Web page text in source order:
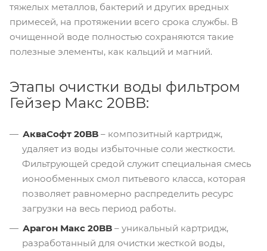
тяжелых металлов, бактерий и других вредных
примесей, на протяжении всего срока службы. В
очищенной воде полностью сохраняются такие
полезные элементы, как кальций и магний.
Этапы очистки воды фильтром
Гейзер Макс 20BB:
АкваСофт 20BB – композитный картридж,
удаляет из воды избыточные соли жесткости.
Фильтрующей средой служит специальная смесь
ионообменных смол питьевого класса, которая
позволяет равномерно распределить ресурс
загрузки на весь период работы.
Арагон Макс 20BB – уникальный картридж,
разработанный для очистки жесткой воды,